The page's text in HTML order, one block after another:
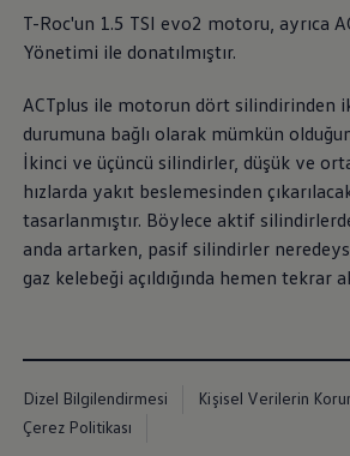
İletişim ve Destek
Yetkili Satıcı ve Servisler
Volkswagen Yol Yardım ve
WLTP ve Yakıt Tasarruf
Volkswagen Sözlük
T-Roc'un 1.5 TSI evo2 motoru, ayrıca
Yönetimi ile donatılmıştır.
ACTplus ile motorun dört silindirinden
durumuna bağlı olarak mümkün
İkinci ve üçüncü silindirler, düşük ve
hızlarda yakıt beslemesinden
tasarlanmıştır. Böylece aktif
anda artarken, pasif silindirler
gaz kelebeği açıldığında hemen tekrar
Dizel Bilgilendirmesi
Kişisel Verilerin
Çerez Politikası